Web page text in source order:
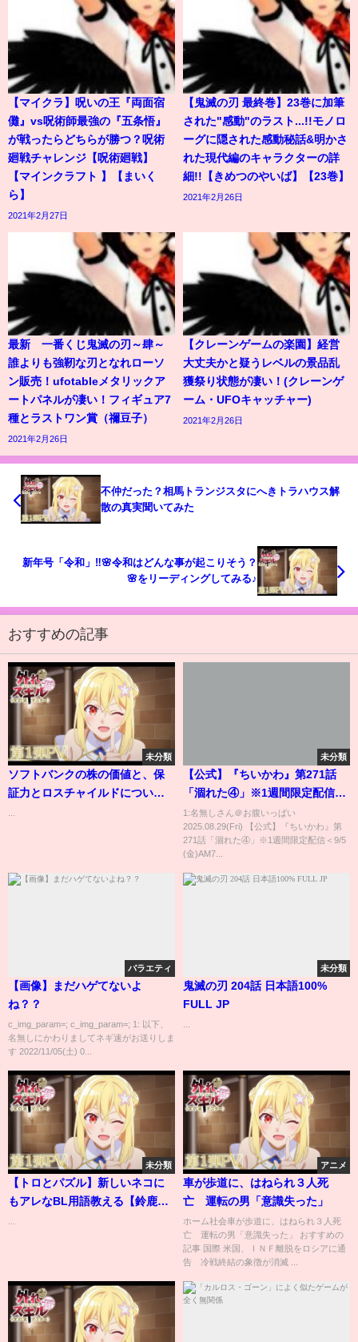
【マイクラ】呪いの王『両面宿
儺』vs呪術師最強の『五条悟』
が戦ったらどちらが勝つ？呪術
廻戦チャレンジ【呪術廻戦】
【マインクラフト 】【まいく
ら】
2021年2月27日
【鬼滅の刃 最終巻】23巻に加筆
された"感動"のラスト...!!モノロ
ーグに隠された感動秘話&明かさ
れた現代編のキャラクターの詳
細!!【きめつのやいば】【23巻】
2021年2月26日
最新 一番くじ鬼滅の刃～肆～
誰よりも強靭な刃となれローソ
ン販売！ufotableメタリックア
ートパネルが凄い！フィギュア7
種とラストワン賞（禰豆子）
2021年2月26日
【クレーンゲームの楽園】経営
大丈夫かと疑うレベルの景品乱
獲祭り状態が凄い！(クレーンゲ
ーム・UFOキャッチャー)
2021年2月26日
不仲だった？相馬トランジスタにへきトラハウス解
散の真実聞いてみた
新年号「令和」‼🌸令和はどんな事が起こりそう？
🌸をリーディングしてみる♪
おすすめの記事
未分類
ソフトバンクの株の価値と、保
証力とロスチャイルドについて
...
未分類
【公式】『ちいかわ』第271話
「涸れた④」※1週間限定配信＜
9/5 (金)AM7:59まで＞
1:名無しさん＠お腹いっぱい
2025.08.29(Fri) 【公式】『ちいかわ』第
271話「涸れた④」※1週間限定配信＜9/5
(金)AM7...
バラエティ
【画像】まだハゲてないよ
ね？？
c_img_param=; c_img_param=; 1: 以下、
名無しにかわりましてネギ速がお送りしま
す 2022/11/05(土) 0...
未分類
鬼滅の刃 204話 日本語100%
FULL JP
未分類
【トロとパズル】新しいネコに
もアレなBL用語教える【鈴鹿詩
アニメ
車が歩道に、はねられ３人死
亡 運転の男「意識失った」
ホーム社会車が歩道に、はねられ３人死
亡 運転の男「意識失った」 おすすめの
記事 国際 米国、ＩＮＦ離脱をロシアに通
告 冷戦終結の象徴が消滅 ...